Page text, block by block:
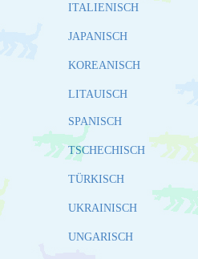
ITALIENISCH
JAPANISCH
KOREANISCH
LITAUISCH
SPANISCH
TSCHECHISCH
TÜRKISCH
UKRAINISCH
UNGARISCH